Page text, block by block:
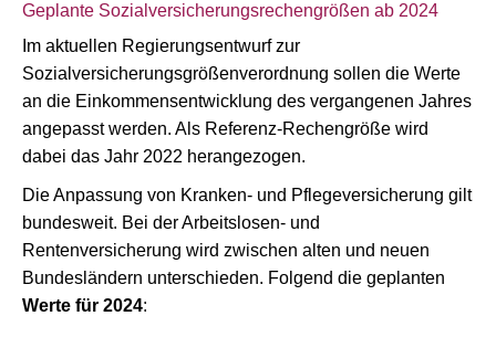
Geplante Sozialversicherungsrechengrößen ab 2024
Im aktuellen Regierungsentwurf zur
Sozialversicherungsgrößenverordnung sollen die Werte
an die Einkommensentwicklung des vergangenen Jahres
angepasst werden. Als Referenz-Rechengröße wird
dabei das Jahr 2022 herangezogen.
Die Anpassung von Kranken- und Pflegeversicherung gilt
bundesweit. Bei der Arbeitslosen- und
Rentenversicherung wird zwischen alten und neuen
Bundesländern unterschieden. Folgend die geplanten
Werte für 2024: